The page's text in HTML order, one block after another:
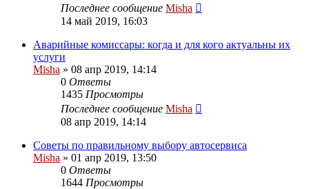
Последнее сообщение Misha
14 май 2019, 16:03
Аварийные комиссары: когда и для кого актуальны их
услуги
Misha » 08 апр 2019, 14:14
0 Ответы
1435 Просмотры
Последнее сообщение Misha
08 апр 2019, 14:14
Советы по правильному выбору автосервиса
Misha » 01 апр 2019, 13:50
0 Ответы
1644 Просмотры